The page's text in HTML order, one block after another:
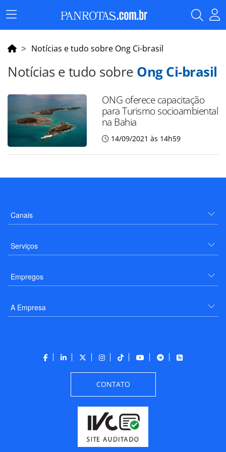
Menu
Principal
Notícias e tudo sobre Ong Ci-brasil
Notícias e tudo sobre Ong Ci-brasil
ONG oferece capacitação
para Turismo socioambiental
na Bahia
14/09/2021 às 14h59
Canais
Serviços
Empregos
A Empresa
CONTATO